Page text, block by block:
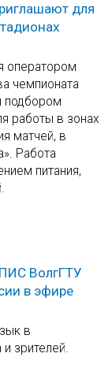
для
оператором
чемпионата
подбором
работы в зонах
матчей, в
Работа
питания,
ВолгГТУ
в эфире
в
зрителей.